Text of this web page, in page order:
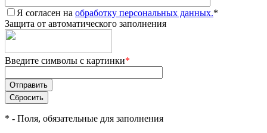
Я согласен на обработку персональных данных.*
Защита от автоматического заполнения
Введите символы с картинки*
* - Поля, обязательные для заполнения
Получайте товар
выбранный способом
Оставшиеся75% будут
списыватьсяс вашей карты
по